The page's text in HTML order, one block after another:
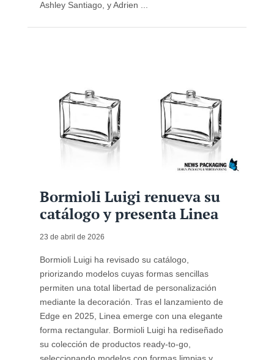
Ashley Santiago, y Adrien ...
Bormioli Luigi renueva su
catálogo y presenta Linea
23 de abril de 2026
Bormioli Luigi ha revisado su catálogo,
priorizando modelos cuyas formas sencillas
permiten una total libertad de personalización
mediante la decoración. Tras el lanzamiento de
Edge en 2025, Linea emerge con una elegante
forma rectangular. Bormioli Luigi ha rediseñado
su colección de productos ready-to-go,